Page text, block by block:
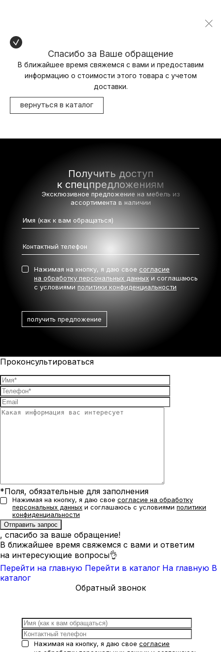
Спасибо за Ваше обращение
В ближайшее время свяжемся с вами и предоставим
информацию о стоимости этого товара с учетом
доставки.
вернуться в каталог
Получить доступ
к спецпредложениям
Эксклюзивное предложение на мебель из
ассортимента в наличии
Нажимая на кнопку, я даю свое согласие
на обработку персональных данных и соглашаюсь
с условиями политики конфиденциальности
Проконсультироваться
*Поля, обязательные для заполнения
Нажимая на кнопку, я даю свое согласие на обработку
персональных данных и соглашаюсь с условиями политики
конфиденциальности
, спасибо за ваше обращение!
В ближайшее время свяжемся с вами и ответим
на интересующие вопросы👌
Перейти на главную Перейти в каталог На главную В
каталог
Обратный звонок
Нажимая на кнопку, я даю свое согласие